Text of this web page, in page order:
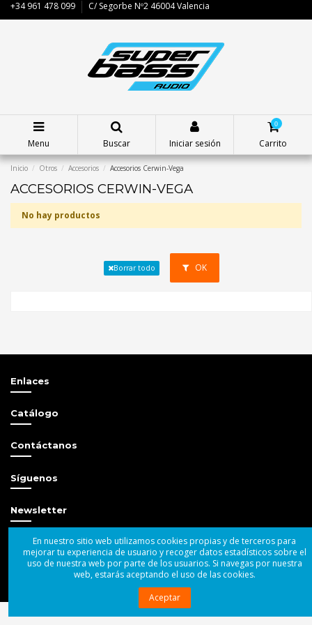
+34 961 478 099 C/ Segorbe Nº2 46004 Valencia
Menu Buscar Iniciar sesión
0
Carrito
Inicio Otros Accesorios Accesorios Cerwin-Vega
ACCESORIOS CERWIN-VEGA
No hay productos
Borrar todo OK
Enlaces
Catálogo
Contáctanos
Síguenos
Newsletter
© 2004 - 2025 Superbass Audio SL
En nuestro sitio web utilizamos cookies propias y de terceros para
mejorar tu experiencia de usuario y recoger datos estadísticos sobre el
uso de nuestra web por parte de los usuarios. Si navegas por nuestra
web, estarás aceptando el uso de las cookies.
Aceptar